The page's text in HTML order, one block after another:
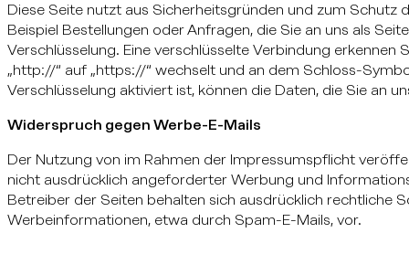
Diese Seite nutzt aus Sicherheitsgründen und zum Schutz
Beispiel Bestellungen oder Anfragen, die Sie an uns als
Verschlüsselung. Eine verschlüsselte Verbindung erkennen
„http://“ auf „https://“ wechselt und an dem Schloss-
Verschlüsselung aktiviert ist, können die Daten, die Sie an
Widerspruch gegen Werbe-E-Mails
Der Nutzung von im Rahmen der Impressumspflicht
nicht ausdrücklich angeforderter Werbung und
Betreiber der Seiten behalten sich ausdrücklich rechtliche
Werbeinformationen, etwa durch Spam-E-Mails, vor.